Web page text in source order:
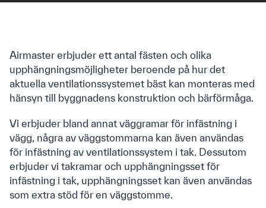
Airmaster erbjuder ett antal fästen och olika
upphängningsmöjligheter beroende på hur det
aktuella ventilationssystemet bäst kan monteras med
hänsyn till byggnadens konstruktion och bärförmåga.
Vi erbjuder bland annat väggramar för infästning i
vägg, några av väggstommarna kan även användas
för infästning av ventilationssystem i tak. Dessutom
erbjuder vi takramar och upphängningsset för
infästning i tak, upphängningsset kan även användas
som extra stöd för en väggstomme.
We are Airmaster
Cases
Sustainability
Downloads
Produkter
Produktkatalog
Airlinq Online